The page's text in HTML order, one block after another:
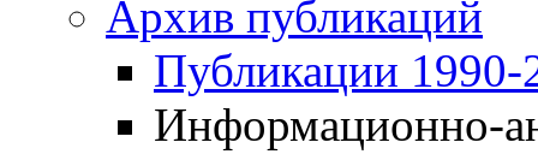
Архив публикаций
Публикации 1990-
Информационно-